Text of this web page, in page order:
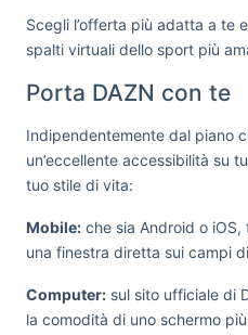
Scegli l’offerta più adatta a te
spalti virtuali dello sport più
Porta DAZN con te
Indipendentemente dal piano
un’eccellente accessibilità su
tuo stile di vita:
Mobile: che sia Android o
una finestra diretta sui campi
Computer: sul sito ufficiale di
la comodità di uno schermo